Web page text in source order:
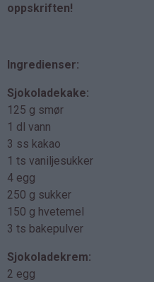
oppskriften!
Ingredienser:
Sjokoladekake:
125 g smør
1 dl vann
3 ss kakao
1 ts vaniljesukker
4 egg
250 g sukker
150 g hvetemel
3 ts bakepulver
Sjokoladekrem:
2 egg